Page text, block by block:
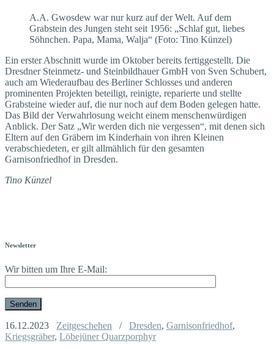
A.A. Gwosdew war nur kurz auf der Welt. Auf dem
Grabstein des Jungen steht seit 1956: „Schlaf gut, liebes
Söhnchen. Papa, Mama, Walja“ (Foto: Tino Künzel)
Ein erster Abschnitt wurde im Oktober bereits fertiggestellt. Die
Dresdner Steinmetz- und Steinbildhauer GmbH von Sven Schubert,
auch am Wiederaufbau des Berliner Schlosses und anderen
prominenten Projekten beteiligt, reinigte, reparierte und stellte
Grabsteine wieder auf, die nur noch auf dem Boden gelegen hatte.
Das Bild der Verwahrlosung weicht einem menschenwürdigen
Anblick. Der Satz „Wir werden dich nie vergessen“, mit denen sich
Eltern auf den Gräbern im Kinderhain von ihren Kleinen
verabschiedeten, er gilt allmählich für den gesamten
Garnisonfriedhof in Dresden.
Tino Künzel
Newsletter
Wir bitten um Ihre E-Mail:
16.12.2023 Zeitgeschehen / Dresden, Garnisonfriedhof,
Kriegsgräber, Löbejüner Quarzporphyr